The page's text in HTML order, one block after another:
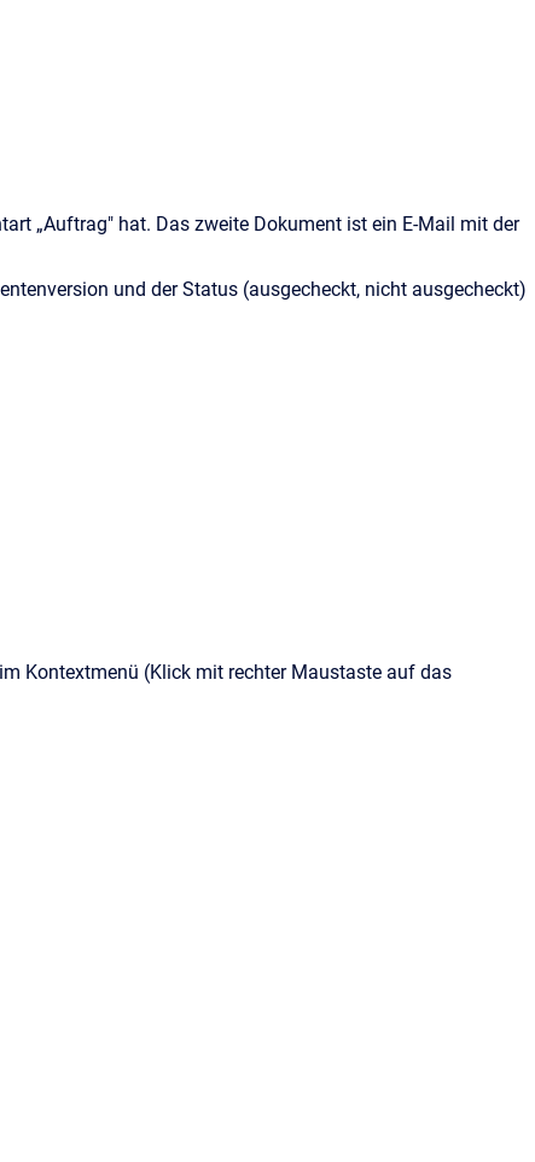
„Auftrag" hat. Das zweite Dokument ist ein E-Mail mit der
und der Status (ausgecheckt, nicht ausgecheckt)
Kontextmenü (Klick mit rechter Maustaste auf das